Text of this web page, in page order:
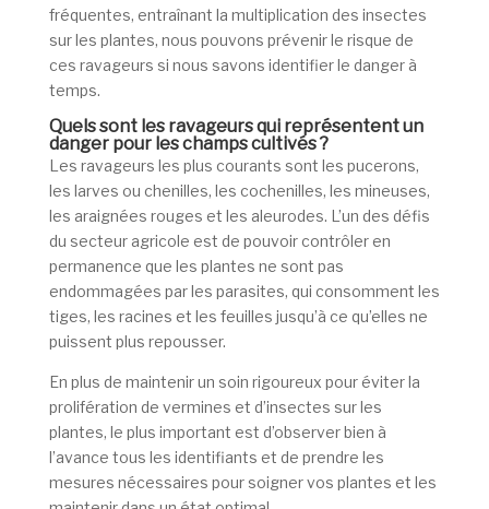
fréquentes, entraînant la multiplication des insectes
sur les plantes, nous pouvons prévenir le risque de
ces ravageurs si nous savons identifier le danger à
temps.
Quels sont les ravageurs qui représentent un
danger pour les champs cultivés ?
Les ravageurs les plus courants sont les pucerons,
les larves ou chenilles, les cochenilles, les mineuses,
les araignées rouges et les aleurodes. L’un des défis
du secteur agricole est de pouvoir contrôler en
permanence que les plantes ne sont pas
endommagées par les parasites, qui consomment les
tiges, les racines et les feuilles jusqu’à ce qu’elles ne
puissent plus repousser.
En plus de maintenir un soin rigoureux pour éviter la
prolifération de vermines et d’insectes sur les
plantes, le plus important est d’observer bien à
l’avance tous les identifiants et de prendre les
mesures nécessaires pour soigner vos plantes et les